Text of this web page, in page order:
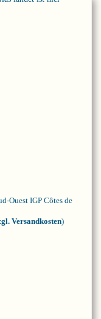
Ouest IGP Côtes de
Versandkosten)